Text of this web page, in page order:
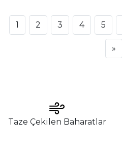
1 2 3 4 5
»
Taze Çekilen Baharatlar